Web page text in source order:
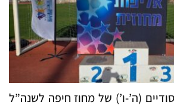
(ה’-ו’) של מחוז חיפה לשנה”ל